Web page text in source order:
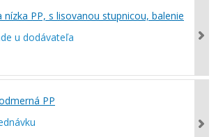
nízka PP, s lisovanou stupnicou, balenie
u dodávateľa
PP